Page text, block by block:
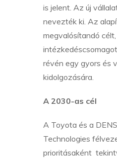
is jelent. Az új
nevezték ki. Az
megvalósítandó
révén egy gyors és
kidolgozására.
A 2030-as cél
A Toyota és a
Technologies
prioritásaként